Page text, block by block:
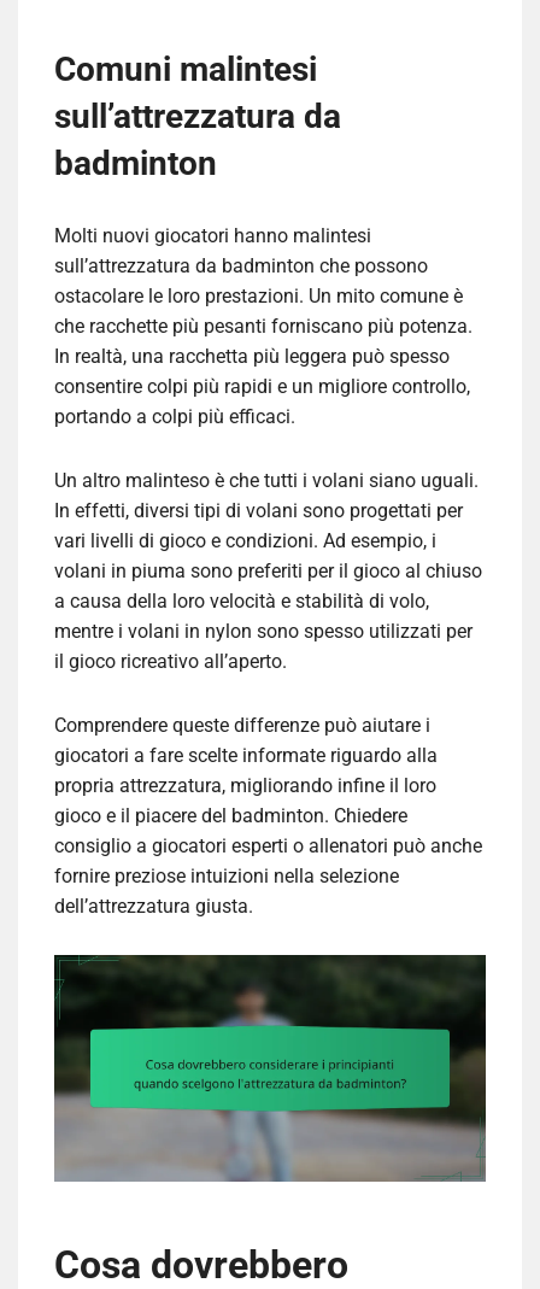
Comuni malintesi
sull’attrezzatura da
badminton
Molti nuovi giocatori hanno malintesi
sull’attrezzatura da badminton che possono
ostacolare le loro prestazioni. Un mito comune è
che racchette più pesanti forniscano più potenza.
In realtà, una racchetta più leggera può spesso
consentire colpi più rapidi e un migliore controllo,
portando a colpi più efficaci.
Un altro malinteso è che tutti i volani siano uguali.
In effetti, diversi tipi di volani sono progettati per
vari livelli di gioco e condizioni. Ad esempio, i
volani in piuma sono preferiti per il gioco al chiuso
a causa della loro velocità e stabilità di volo,
mentre i volani in nylon sono spesso utilizzati per
il gioco ricreativo all’aperto.
Comprendere queste differenze può aiutare i
giocatori a fare scelte informate riguardo alla
propria attrezzatura, migliorando infine il loro
gioco e il piacere del badminton. Chiedere
consiglio a giocatori esperti o allenatori può anche
fornire preziose intuizioni nella selezione
dell’attrezzatura giusta.
Cosa dovrebbero